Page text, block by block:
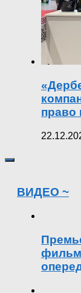
право
ВИДЕО ~